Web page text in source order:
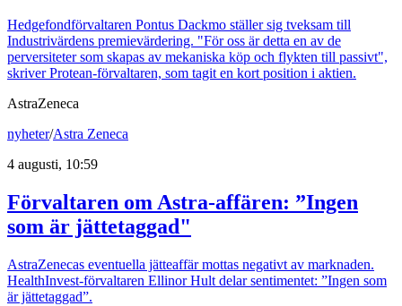
Hedgefondförvaltaren Pontus Dackmo ställer sig tveksam till
Industrivärdens premievärdering. "För oss är detta en av de
perversiteter som skapas av mekaniska köp och flykten till passivt",
skriver Protean-förvaltaren, som tagit en kort position i aktien.
AstraZeneca
nyheter/Astra Zeneca
4 augusti, 10:59
Förvaltaren om Astra-affären: ”Ingen
som är jättetaggad"
AstraZenecas eventuella jätteaffär mottas negativt av marknaden.
HealthInvest-förvaltaren Ellinor Hult delar sentimentet: ”Ingen som
är jättetaggad”.